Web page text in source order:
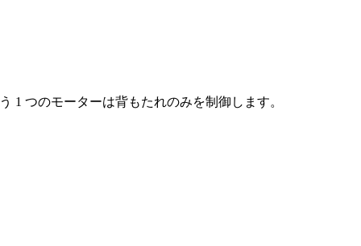
1 つのモーターは背もたれのみを制御します。